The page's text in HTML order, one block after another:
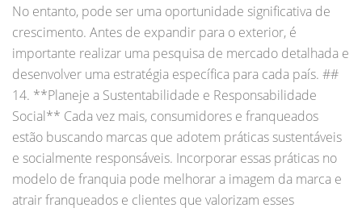
No entanto, pode ser uma oportunidade significativa de
crescimento. Antes de expandir para o exterior, é
importante realizar uma pesquisa de mercado detalhada e
desenvolver uma estratégia específica para cada país. ##
14. **Planeje a Sustentabilidade e Responsabilidade
Social** Cada vez mais, consumidores e franqueados
estão buscando marcas que adotem práticas sustentáveis
e socialmente responsáveis. Incorporar essas práticas no
modelo de franquia pode melhorar a imagem da marca e
atrair franqueados e clientes que valorizam esses